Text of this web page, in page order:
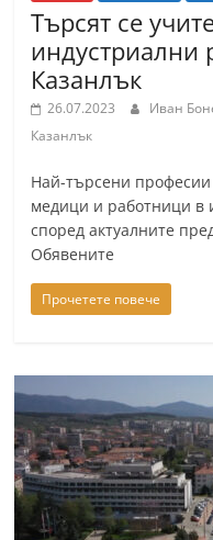
Търсят се
Казанлък
26.07.2023 Иван
Казанлък
Най-търсени професии
медици и работници в
според актуалните
Обявените
Прочетете повече